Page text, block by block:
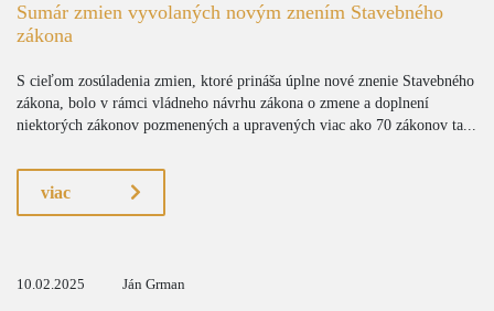
Sumár zmien vyvolaných novým znením Stavebného
zákona
S cieľom zosúladenia zmien, ktoré prináša úplne nové znenie Stavebného
zákona, bolo v rámci vládneho návrhu zákona o zmene a doplnení
niektorých zákonov pozmenených a upravených viac ako 70 zákonov ta...
viac
10.02.2025 Ján Grman